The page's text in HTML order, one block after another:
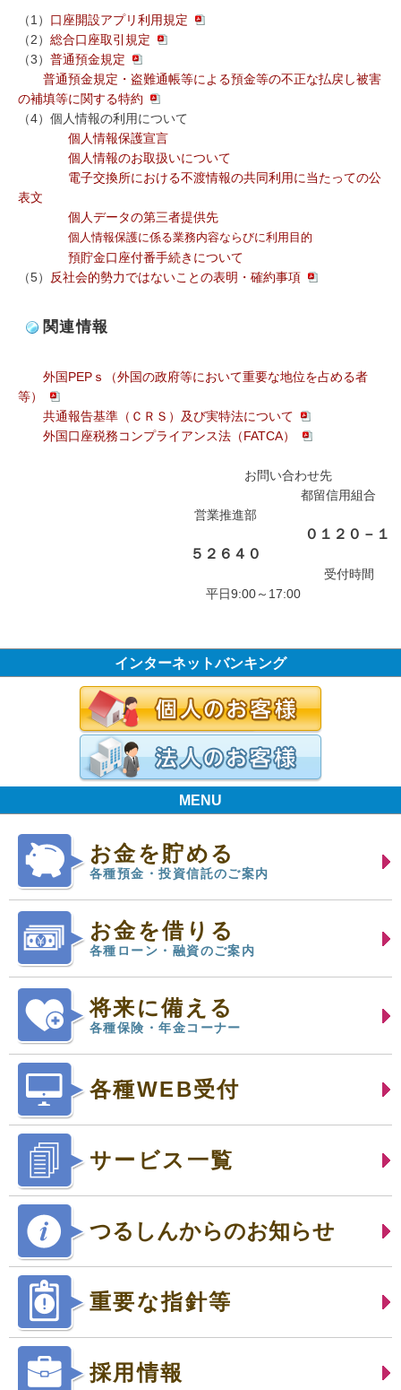
（1） 口座開設アプリ利用規定
（2） 総合口座取引規定
（3） 普通預金規定
普通預金規定・盗難通帳等による預金等の不正な払戻し被害
の補填等に関する特約
（4）個人情報の利用について
個人情報保護宣言
個人情報のお取扱いについて
電子交換所における不渡情報の共同利用に当たっての公
表文
個人データの第三者提供先
個人情報保護に係る業務内容ならびに利用目的
預貯金口座付番手続きについて
（5） 反社会的勢力ではないことの表明・確約事項
関連情報
外国PEPｓ（外国の政府等において重要な地位を占める者
等）
共通報告基準（ＣＲＳ）及び実特法について
外国口座税務コンプライアンス法（FATCA）
お問い合わせ先
都留信用組合
営業推進部
０１２０－１
５２６４０
受付時間
平日9:00～17:00
インターネットバンキング
MENU
お金を貯める
各種預金・投資信託のご案内
お金を借りる
各種ローン・融資のご案内
将来に備える
各種保険・年金コーナー
各種WEB受付
サービス一覧
つるしんからのお知らせ
重要な指針等
採用情報